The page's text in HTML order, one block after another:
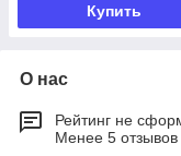
Купить
О нас
Рейтинг не
Менее 5 отзывов